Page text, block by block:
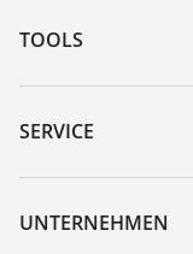
TOOLS
Download-Center
Gerätesuche
DTM Collection/
SERVICE
Geräterücksendung
Trainings
UNTERNEHMEN